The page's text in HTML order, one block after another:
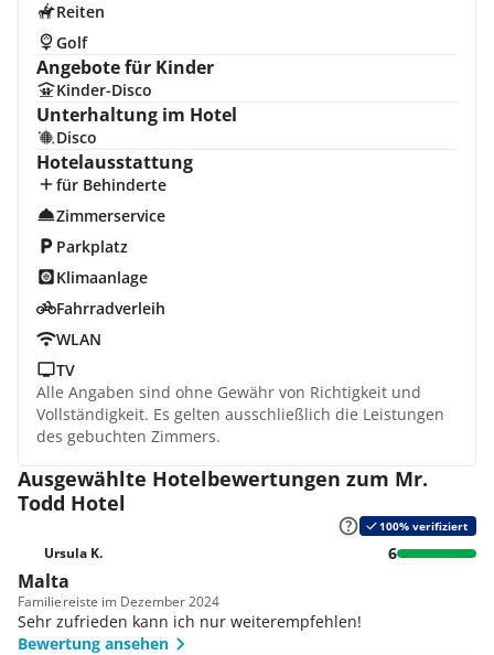
Reiten
Golf
Angebote für Kinder
Kinder-Disco
Unterhaltung im Hotel
Disco
Hotelausstattung
für Behinderte
Zimmerservice
Parkplatz
Klimaanlage
Fahrradverleih
WLAN
TV
Alle Angaben sind ohne Gewähr von Richtigkeit und
Vollständigkeit. Es gelten ausschließlich die Leistungen
des gebuchten Zimmers.
Ausgewählte Hotelbewertungen zum Mr.
Todd Hotel
100% verifiziert
Ursula K. 6
Malta
Familiereiste im Dezember 2024
Sehr zufrieden kann ich nur weiterempfehlen!
Bewertung ansehen